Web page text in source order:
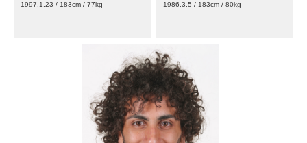
1997.1.23 / 183cm / 77kg 1986.3.5 / 183cm / 80kg